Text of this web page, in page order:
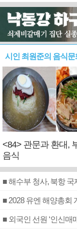
시인 최원준의 음식문
<84> 관문과 환대,
음식
■ 해수부 청사, 북항
■ 2028 유엔 해양총회
■ 외국인 선원 ‘인신